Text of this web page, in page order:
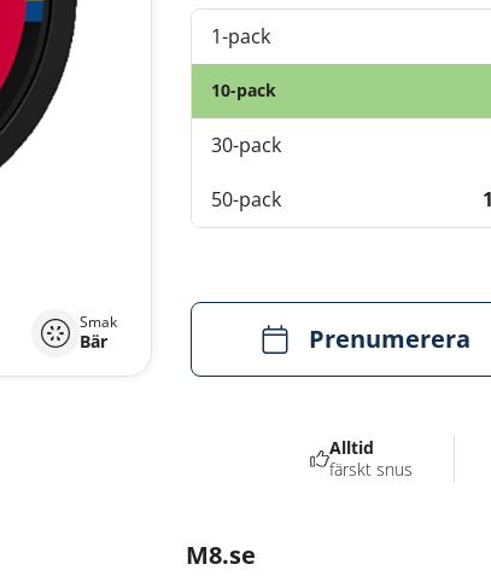
Smak
Bär
1-pack
10-pack
30-pack
50-pack
Prenumerera
M8.se
Alltid
färskt snus